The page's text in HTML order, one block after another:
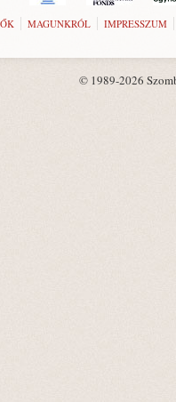
MAGUNKRÓL IMPRESSZUM
© 1989-2026